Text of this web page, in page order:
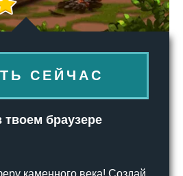
СЕЙЧАС
браузере
каменного века! Создай